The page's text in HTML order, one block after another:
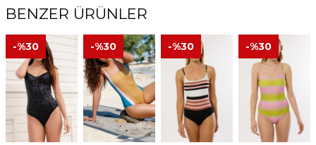
BENZER ÜRÜNLER
-%30 -%30 -%30 -%30